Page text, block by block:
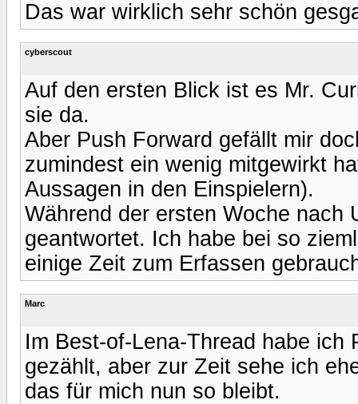
Das war wirklich sehr schön
cyberscout
Auf den ersten Blick ist es Mr.
sie da.
Aber Push Forward gefällt mir
zumindest ein wenig mitgewirkt
Aussagen in den Einspielern).
Während der ersten Woche nach
geantwortet. Ich habe bei so
einige Zeit zum Erfassen
Marc
Im Best-of-Lena-Thread habe
gezählt, aber zur Zeit sehe ich
das für mich nun so bleibt.